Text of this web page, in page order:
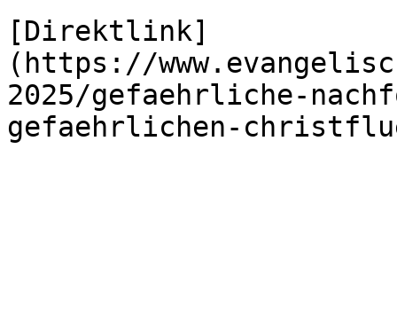
[Direktlink]
(https://
2025/gefaehrliche-
gefaehrlichen-